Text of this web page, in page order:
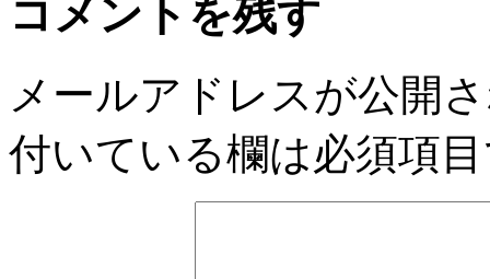
コメントを残す
メールアドレスが公開
付いている欄は必須項